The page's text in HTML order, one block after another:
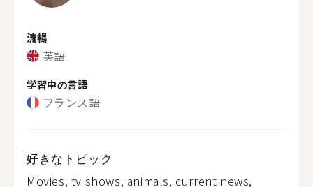
流暢
英語
学習中の言語
フランス語
好きなトピック
Movies, tv shows, animals, current news,